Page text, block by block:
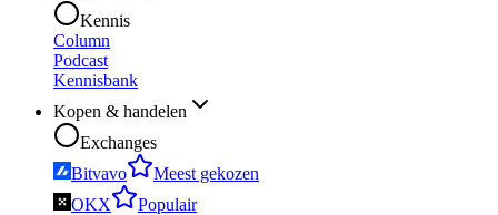
Kennis
Column
Podcast
Kennisbank
Kopen & handelen
Exchanges
Bitvavo
Meest gekozen
OKX
Populair